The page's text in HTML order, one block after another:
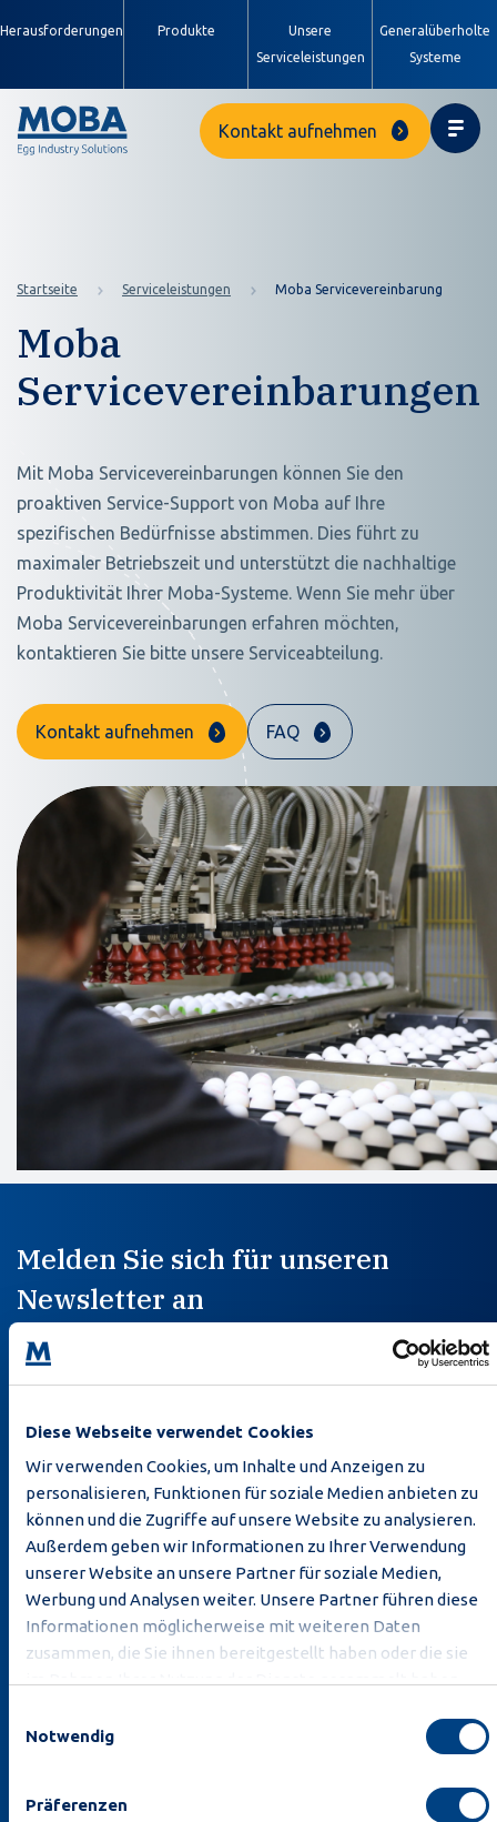
Diese Webseite verwendet Cookies
Wir verwenden Cookies, um Inhalte und Anzeigen zu
personalisieren, Funktionen für soziale Medien anbieten zu
können und die Zugriffe auf unsere Website zu analysieren.
Außerdem geben wir Informationen zu Ihrer Verwendung
unserer Website an unsere Partner für soziale Medien,
Werbung und Analysen weiter. Unsere Partner führen diese
Informationen möglicherweise mit weiteren Daten
zusammen, die Sie ihnen bereitgestellt haben oder die sie
Notwendig
Präferenzen
Herausforderungen Produkte
Unsere
Serviceleistungen
Generalüberholte
Systeme
Kontakt aufnehmen
Startseite Serviceleistungen Moba Servicevereinbarung
Moba
Servicevereinbarungen
Mit Moba Servicevereinbarungen können Sie den
proaktiven Service-Support von Moba auf Ihre
spezifischen Bedürfnisse abstimmen. Dies führt zu
maximaler Betriebszeit und unterstützt die nachhaltige
Produktivität Ihrer Moba-Systeme. Wenn Sie mehr über
Moba Servicevereinbarungen erfahren möchten,
kontaktieren Sie bitte unsere Serviceabteilung.
Kontakt aufnehmen FAQ
Melden Sie sich für unseren
Newsletter an
Mit dem Abonnement bestätige ich, dass ich die
Privacy Policy
gelesen habe und dass Moba mir E-
darf.